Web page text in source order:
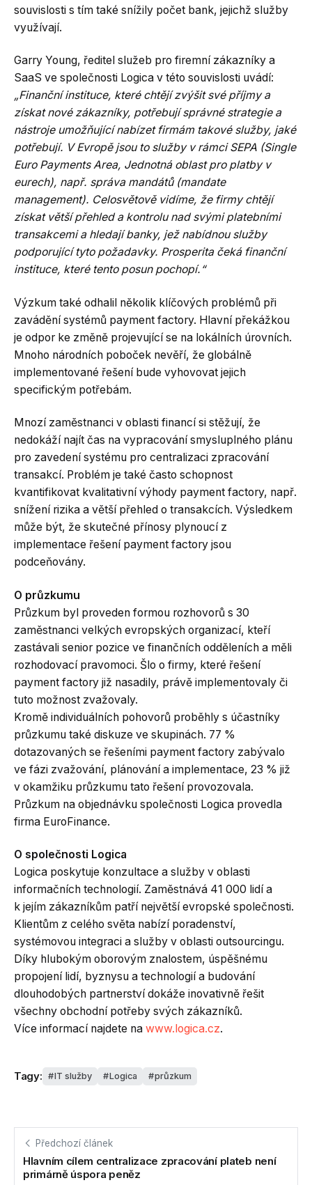
souvislosti s tím také snížily počet bank, jejichž služby
využívají.
Garry Young, ředitel služeb pro firemní zákazníky a
SaaS ve společnosti Logica v této souvislosti uvádí:
„Finanční instituce, které chtějí zvýšit své příjmy a
získat nové zákazníky, potřebují správné strategie a
nástroje umožňující nabízet firmám takové služby, jaké
potřebují. V Evropě jsou to služby v rámci SEPA (Single
Euro Payments Area, Jednotná oblast pro platby v
eurech), např. správa mandátů (mandate
management). Celosvětově vidíme, že firmy chtějí
získat větší přehled a kontrolu nad svými platebními
transakcemi a hledají banky, jež nabídnou služby
podporující tyto požadavky. Prosperita čeká finanční
instituce, které tento posun pochopí.“
Výzkum také odhalil několik klíčových problémů při
zavádění systémů payment factory. Hlavní překážkou
je odpor ke změně projevující se na lokálních úrovních.
Mnoho národních poboček nevěří, že globálně
implementované řešení bude vyhovovat jejich
specifickým potřebám.
Mnozí zaměstnanci v oblasti financí si stěžují, že
nedokáží najít čas na vypracování smysluplného plánu
pro zavedení systému pro centralizaci zpracování
transakcí. Problém je také často schopnost
kvantifikovat kvalitativní výhody payment factory, např.
snížení rizika a větší přehled o transakcích. Výsledkem
může být, že skutečné přínosy plynoucí z
implementace řešení payment factory jsou
podceňovány.
O průzkumu
Průzkum byl proveden formou rozhovorů s 30
zaměstnanci velkých evropských organizací, kteří
zastávali senior pozice ve finančních odděleních a měli
rozhodovací pravomoci. Šlo o firmy, které řešení
payment factory již nasadily, právě implementovaly či
tuto možnost zvažovaly.
Kromě individuálních pohovorů proběhly s účastníky
průzkumu také diskuze ve skupinách. 77 %
dotazovaných se řešeními payment factory zabývalo
ve fázi zvažování, plánování a implementace, 23 % již
v okamžiku průzkumu tato řešení provozovala.
Průzkum na objednávku společnosti Logica provedla
firma EuroFinance.
O společnosti Logica
Logica poskytuje konzultace a služby v oblasti
informačních technologií. Zaměstnává 41 000 lidí a
k jejím zákazníkům patří největší evropské společnosti.
Klientům z celého světa nabízí poradenství,
systémovou integraci a služby v oblasti outsourcingu.
Díky hlubokým oborovým znalostem, úspěšnému
propojení lidí, byznysu a technologií a budování
dlouhodobých partnerství dokáže inovativně řešit
všechny obchodní potřeby svých zákazníků.
Více informací najdete na www.logica.cz.
Tagy: IT služby Logica průzkum
Předchozí článek
Hlavním cílem centralizace zpracování plateb není
primárně úspora peněz